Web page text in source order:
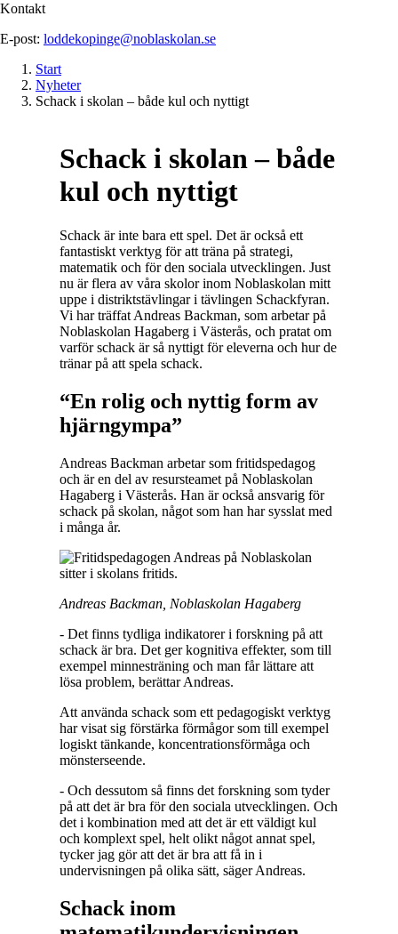
Kontakt
E-post: loddekopinge@noblaskolan.se
Start
Nyheter
Schack i skolan – både kul och nyttigt
Schack i skolan – både
kul och nyttigt
Schack är inte bara ett spel. Det är också ett
fantastiskt verktyg för att träna på strategi,
matematik och för den sociala utvecklingen. Just
nu är flera av våra skolor inom Noblaskolan mitt
uppe i distriktstävlingar i tävlingen Schackfyran.
Vi har träffat Andreas Backman, som arbetar på
Noblaskolan Hagaberg i Västerås, och pratat om
varför schack är så nyttigt för eleverna och hur de
tränar på att spela schack.
“En rolig och nyttig form av
hjärngympa”
Andreas Backman arbetar som fritidspedagog
och är en del av resursteamet på Noblaskolan
Hagaberg i Västerås. Han är också ansvarig för
schack på skolan, något som han har sysslat med
i många år.
Andreas Backman, Noblaskolan Hagaberg
- Det finns tydliga indikatorer i forskning på att
schack är bra. Det ger kognitiva effekter, som till
exempel minnesträning och man får lättare att
lösa problem, berättar Andreas.
Att använda schack som ett pedagogiskt verktyg
har visat sig förstärka förmågor som till exempel
logiskt tänkande, koncentrationsförmåga och
mönsterseende.
- Och dessutom så finns det forskning som tyder
på att det är bra för den sociala utvecklingen. Och
det i kombination med att det är ett väldigt kul
och komplext spel, helt olikt något annat spel,
tycker jag gör att det är bra att få in i
undervisningen på olika sätt, säger Andreas.
Schack inom